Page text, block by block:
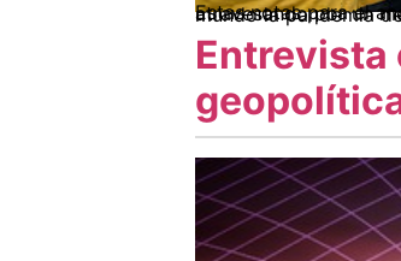
Estas notas para el análisis de coyuntura son el resultado del trabajo conjunto de
Entrevista